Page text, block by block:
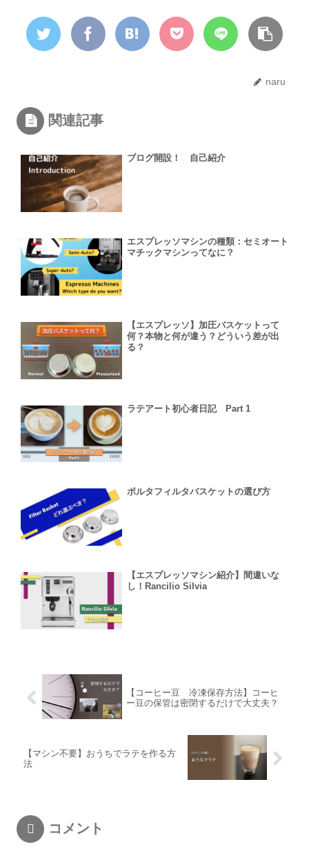
naru
関連記事
ブログ開設！ 自己紹介
エスプレッソマシンの種類：セミオート
マチックマシンってなに？
【エスプレッソ】加圧バスケットって
何？本物と何が違う？どういう差が出
る？
ラテアート初心者日記 Part 1
ポルタフィルタバスケットの選び方
【エスプレッソマシン紹介】間違いな
し！Rancilio Silvia
【コーヒー豆 冷凍保存方法】コーヒ
ー豆の保管は密閉するだけで大丈夫？
【マシン不要】おうちでラテを作る方
法
コメント